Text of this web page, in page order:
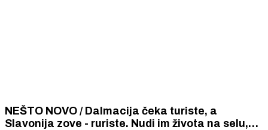
NEŠTO NOVO / Dalmacija čeka turiste, a
Slavonija zove - ruriste. Nudi im života na selu,